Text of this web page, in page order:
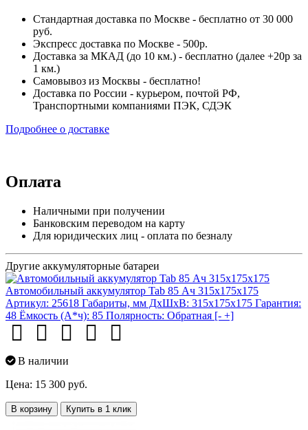
Стандартная доставка по Москве - бесплатно от 30 000
руб.
Экспресс доставка по Москве - 500р.
Доставка за МКАД (до 10 км.) - бесплатно (далее +20р за
1 км.)
Самовывоз из Москвы - бесплатно!
Доставка по России - курьером, почтой РФ,
Транспортными компаниями ПЭК, СДЭК
Подробнее о доставке
Оплата
Наличными при получении
Банковским переводом на карту
Для юридических лиц - оплата по безналу
Другие аккумуляторные батареи
Автомобильный аккумулятор Tab 85 Ач 315x175x175
Артикул: 25618 Габариты, мм ДхШхВ: 315x175x175 Гарантия:
48 Ёмкость (А*ч): 85 Полярность: Обратная [- +]
В наличии
Цена: 15 300 руб.
В корзину Купить в 1 клик